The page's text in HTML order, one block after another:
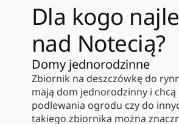
Dla kogo
nad Notecią?
Domy jednorodzinne
Zbiornik na deszczówkę do
mają dom jednorodzinny i
podlewania ogrodu czy do
takiego zbiornika można